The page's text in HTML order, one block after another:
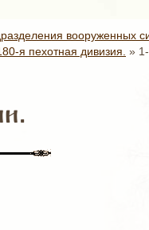
вооруженных
я пехотная дивизия. »